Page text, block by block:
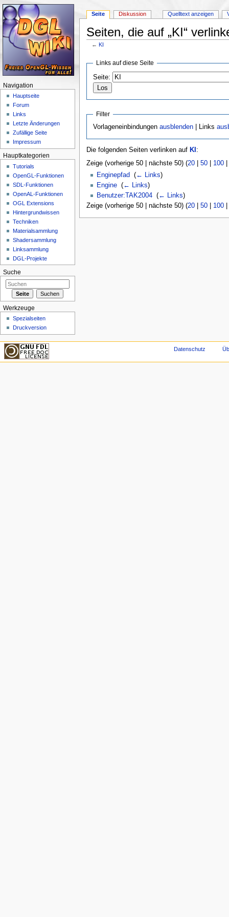
Seiten, die auf „KI“
←KI
Links auf diese Seite
Seite:
Filter
Vorlageneinbindungenausblenden | Links
Die folgenden Seiten verlinken auf KI :
Zeige (vorherige 50 | nächste 50) (20| 50| 100|
Enginepfad
(← Links)
Engine‎ (← Links)
Benutzer:TAK2004‎ (← Links)
Zeige (vorherige 50 | nächste 50) (20| 50| 100|
Seite Diskussion Quelltext anzeigen
Navigation
Hauptseite
Forum
Links
Letzte Änderungen
Zufällige Seite
Impressum
Hauptkategorien
Tutorials
OpenGL-Funktionen
SDL-Funktionen
OpenAL-Funktionen
OGL Extensions
Hintergrundwissen
Techniken
Materialsammlung
Shadersammlung
Linksammlung
DGL-Projekte
Suche
Werkzeuge
Spezialseiten
Druckversion
Datenschutz